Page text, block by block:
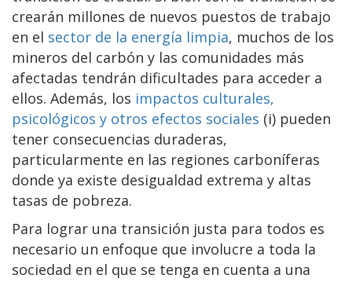
crearán millones de nuevos puestos de trabajo
en el sector de la energía limpia, muchos de los
mineros del carbón y las comunidades más
afectadas tendrán dificultades para acceder a
ellos. Además, los impactos culturales,
psicológicos y otros efectos sociales (i) pueden
tener consecuencias duraderas,
particularmente en las regiones carboníferas
donde ya existe desigualdad extrema y altas
tasas de pobreza.
Para lograr una transición justa para todos es
necesario un enfoque que involucre a toda la
sociedad en el que se tenga en cuenta a una